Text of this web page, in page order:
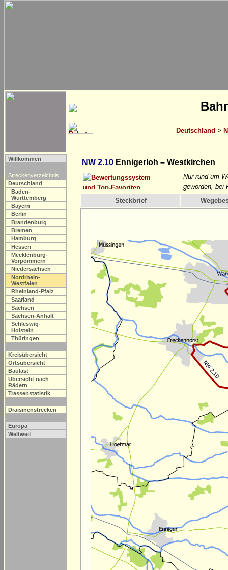
Deutschland >
Willkommen
Streckenverzeichnis
Deutschland
Baden-
Württemberg
Bayern
Berlin
Brandenburg
Bremen
Hamburg
Hessen
Mecklenburg-
Vorpommern
Niedersachsen
Nordrhein-
Westfalen
Rheinland-Pfalz
Saarland
Sachsen
Sachsen-Anhalt
Schleswig-
Holstein
Thüringen
Kreisübersicht
Ortsübersicht
Baulast
Übersicht nach
Rädern
Trassenstatistik
Draisinenstrecken
Europa
Weltweit
NW 2.10 Ennigerloh – Westkirchen
Nur rund um
geworden, bei
Steckbrief